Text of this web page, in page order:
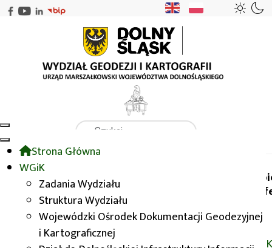
Szukaj
Strona Główna
WGiK
Zadania Wydziału
Struktura Wydziału
Wojewódzki Ośrodek Dokumentacji Geodezyjnej
i Kartograficznej
WGiK
GISDay2017